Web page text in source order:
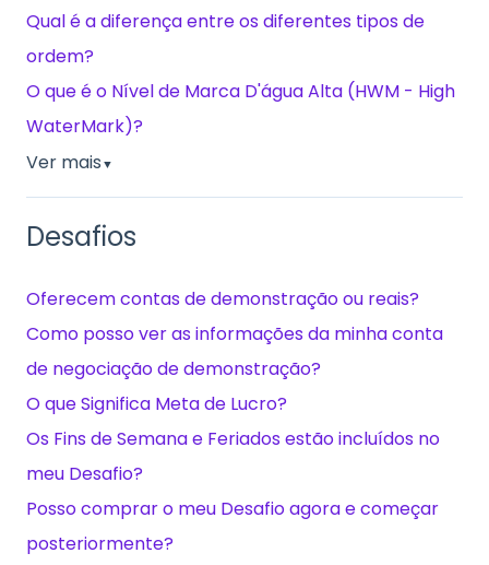
Qual é a diferença entre os diferentes tipos de
ordem?
O que é o Nível de Marca D'água Alta (HWM - High
WaterMark)?
Ver mais▼
Desafios
Oferecem contas de demonstração ou reais?
Como posso ver as informações da minha conta
de negociação de demonstração?
O que Significa Meta de Lucro?
Os Fins de Semana e Feriados estão incluídos no
meu Desafio?
Posso comprar o meu Desafio agora e começar
posteriormente?